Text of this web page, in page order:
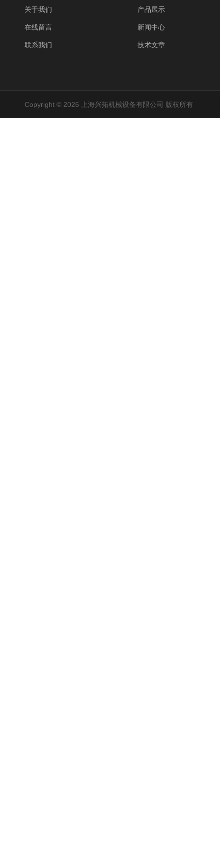
关于我们
在线留言
联系我们
产品展示
新闻中心
技术文章
Copyright © 2026 上海兴拓机械设备有限公司 版权所有